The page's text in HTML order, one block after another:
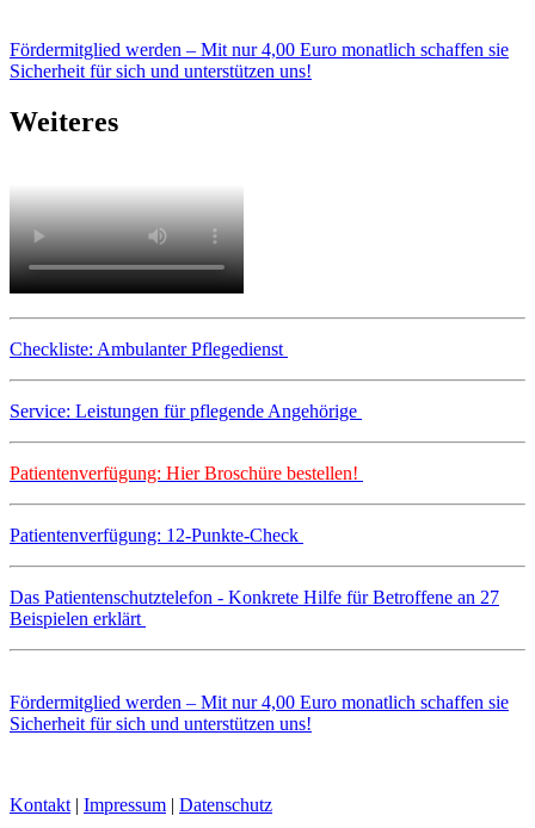
Fördermitglied werden – Mit nur 4,00 Euro monatlich schaffen sie
Sicherheit für sich und unterstützen uns!
Weiteres
Checkliste: Ambulanter Pflegedienst
Service: Leistungen für pflegende Angehörige
Patientenverfügung: Hier Broschüre bestellen!
Patientenverfügung: 12-Punkte-Check
Das Patientenschutztelefon - Konkrete Hilfe für Betroffene an 27
Beispielen erklärt
Fördermitglied werden – Mit nur 4,00 Euro monatlich schaffen sie
Sicherheit für sich und unterstützen uns!
Kontakt | Impressum | Datenschutz